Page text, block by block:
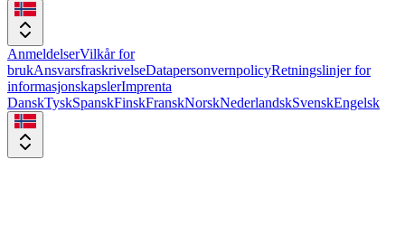
AnmeldelserVilkår for
brukAnsvarsfraskrivelseDatapersonvernpolicyRetningslinjer for
informasjonskapslerImprenta
DanskTyskSpanskFinskFranskNorskNederlandskSvenskEngelsk